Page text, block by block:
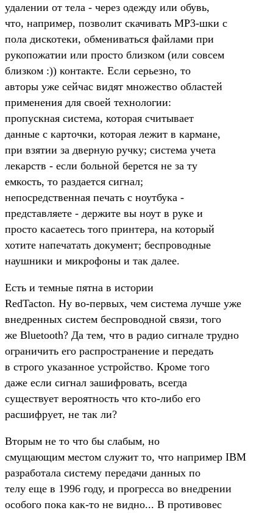
удалении от тела - через одежду или обувь,
что, например, позволит скачивать МР3-шки с
пола дискотеки, обмениваться файлами при
рукопожатии или просто близком (или совсем
близком :)) контакте. Если серьезно, то
авторы уже сейчас видят множество областей
применения для своей технологии:
пропускная система, которая считывает
данные с карточки, которая лежит в кармане,
при взятии за дверную ручку; система учета
лекарств - если больной берется не за ту
емкость, то раздается сигнал;
непосредственная печать с ноутбука -
представляете - держите вы ноут в руке и
просто касаетесь того принтера, на который
хотите напечатать документ; беспроводные
наушники и микрофоны и так далее.
Есть и темные пятна в истории
RedTacton. Ну во-первых, чем система лучше уже
внедренных систем беспроводной связи, того
же Bluetooth? Да тем, что в радио сигнале трудно
ограничить его распространение и передать
в строго указанное устройство. Кроме того
даже если сигнал зашифровать, всегда
существует вероятность что кто-либо его
расшифрует, не так ли?
Вторым не то что бы слабым, но
смущающим местом служит то, что например IBM
разработала систему передачи данных по
телу еще в 1996 году, и прогресса во внедрении
особого пока как-то не видно... В противовес